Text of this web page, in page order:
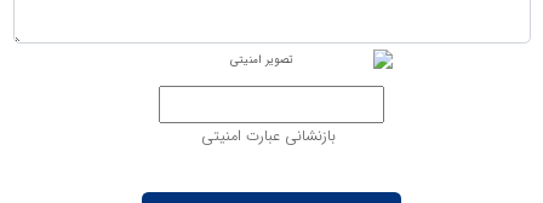
بازنشانی عبارت امنیتی